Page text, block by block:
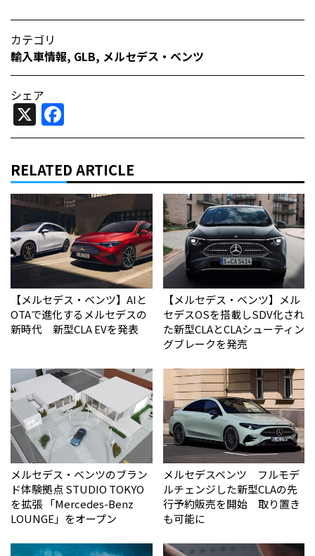
カテゴリ
輸入車情報, GLB, メルセデス・ベンツ
シェア
X
RELATED ARTICLE
【メルセデス・ベンツ】AIと
OTAで進化するメルセデスの
新時代 新型CLA EVを発表
【メルセデス・ベンツ】メル
セデスOSを搭載しSDV化され
た新型CLAとCLAシューティン
グブレークを発売
メルセデス・ベンツのブラン
ド体験拠点 STUDIO TOKYO
を拡張 「Mercedes-Benz
LOUNGE」をオープン
メルセデスベンツ フルモデ
ルチェンジした新型CLAの先
行予約販売を開始 取り置き
も可能に